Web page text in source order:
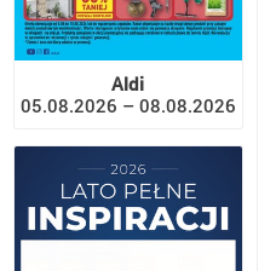
Aldi
05.08.2026 – 08.08.2026